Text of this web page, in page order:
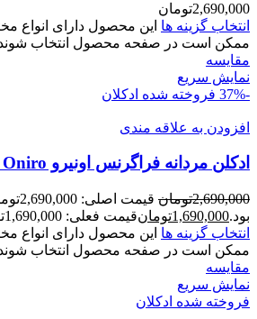
2,690,000تومان
انتخاب گزینه ها این محصول دارای انواع
ممکن است در صفحه محصول انتخاب
مقايسه
نمایش سریع
-37%
فروخته شده ادکلان
افزودن به علاقه مندی
ادکلن مردانه فراگرنس اونیرو Fragrance World Oniro
2,690,000تومان
قیمت اصلی:
بود.1,690,000تومانقیمت فعلی: 1,690,000تومان.
انتخاب گزینه ها این محصول دارای انواع
ممکن است در صفحه محصول انتخاب
مقايسه
نمایش سریع
فروخته شده ادکلان